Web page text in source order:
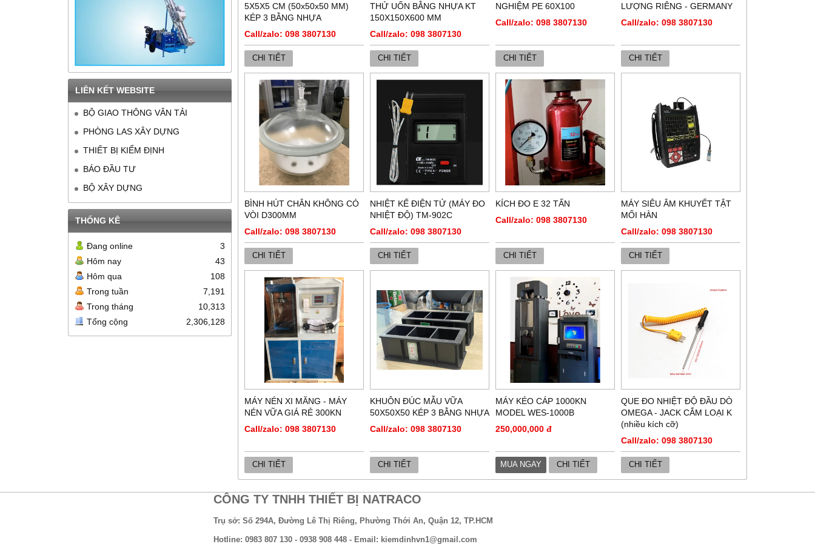
LIÊN KẾT WEBSITE
BỘ GIAO THÔNG VÂN TẢI
PHÒNG LAS XÂY DỰNG
THIẾT BỊ KIỂM ĐỊNH
BÁO ĐẦU TƯ
BỘ XÂY DỰNG
THỐNG KÊ
Đang online
3
Hôm nay
43
Hôm qua
108
Trong tuần
7,191
Trong tháng
10,313
Tổng cộng
2,306,128
5X5X5 CM (50x50x50 MM)
KÉP 3 BẰNG NHỰA
Call/zalo: 098 3807130
CHI TIẾT
THỬ UỐN BẰNG NHỰA KT
150X150X600 MM
Call/zalo: 098 3807130
CHI TIẾT
NGHIỆM PE 60X100
Call/zalo: 098 3807130
CHI TIẾT
LƯỢNG RIÊNG - GERMANY
Call/zalo: 098 3807130
CHI TIẾT
BÌNH HÚT CHÂN KHÔNG CÓ
VÒI D300MM
Call/zalo: 098 3807130
CHI TIẾT
NHIỆT KẾ ĐIỆN TỬ (MÁY ĐO
NHIỆT ĐỘ) TM-902C
Call/zalo: 098 3807130
CHI TIẾT
KÍCH ĐO E 32 TẤN
Call/zalo: 098 3807130
CHI TIẾT
MÁY SIÊU ÂM KHUYẾT TẬT
MỐI HÀN
Call/zalo: 098 3807130
CHI TIẾT
MÁY NÉN XI MĂNG - MÁY
NÉN VỮA GIÁ RẺ 300KN
Call/zalo: 098 3807130
CHI TIẾT
KHUÔN ĐÚC MẪU VỮA
50X50X50 KÉP 3 BẰNG NHỰA
Call/zalo: 098 3807130
CHI TIẾT
MÁY KÉO CÁP 1000KN
MODEL WES-1000B
250,000,000 đ
CHI TIẾT
MUA NGAY
QUE ĐO NHIỆT ĐỘ ĐẦU DÒ
OMEGA - JACK CẮM LOẠI K
(nhiều kích cỡ)
Call/zalo: 098 3807130
CHI TIẾT
CÔNG TY TNHH THIẾT BỊ NATRACO
Trụ sở: Số 294A, Đường Lê Thị Riêng, Phường Thới An, Quận 12, TP.HCM
Hotline: 0983 807 130 - 0938 908 448 - Email: kiemdinhvn1@gmail.com